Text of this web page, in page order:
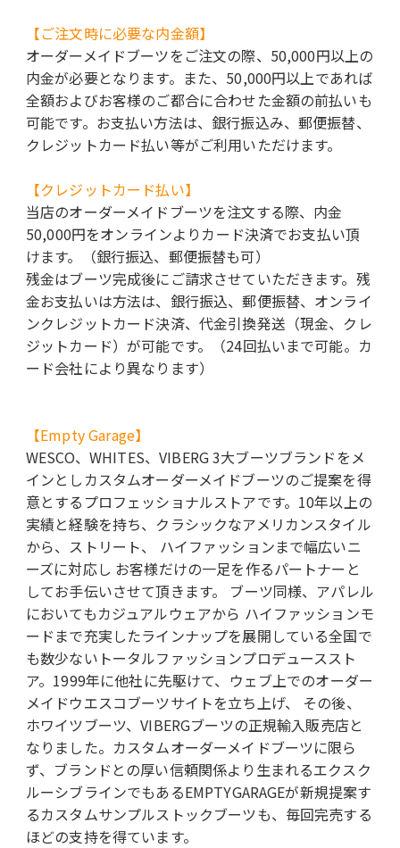
【ご注文時に必要な内金額】
オーダーメイドブーツをご注文の際、50,000円以上の
内金が必要となります。また、50,000円以上であれば
全額およびお客様のご都合に合わせた金額の前払いも
可能です。お支払い方法は、銀行振込み、郵便振替、
クレジットカード払い等がご利用いただけます。
【クレジットカード払い】
当店のオーダーメイドブーツを注文する際、内金
50,000円をオンラインよりカード決済でお支払い頂
けます。（銀行振込、郵便振替も可）
残金はブーツ完成後にご請求させていただきます。残
金お支払いは方法は、銀行振込、郵便振替、オンライ
ンクレジットカード決済、代金引換発送（現金、クレ
ジットカード）が可能です。（24回払いまで可能。カ
ード会社により異なります）
【Empty Garage】
WESCO、WHITES、VIBERG 3大ブーツブランドをメ
インとしカスタムオーダーメイドブーツのご提案を得
意とするプロフェッショナルストアです。10年以上の
実績と経験を持ち、クラシックなアメリカンスタイル
から、ストリート、 ハイファッションまで幅広いニ
ーズに対応し お客様だけの一足を作るパートナーと
してお手伝いさせて頂きます。 ブーツ同様、アパレル
においてもカジュアルウェアから ハイファッションモ
ードまで充実したラインナップを展開している全国で
も数少ないトータルファッションプロデューススト
ア。1999年に他社に先駆けて、ウェブ上でのオーダー
メイドウエスコブーツサイトを立ち上げ、 その後、
ホワイツブーツ、VIBERGブーツの正規輸入販売店と
なりました。カスタムオーダーメイドブーツに限ら
ず、ブランドとの厚い信頼関係より生まれるエクスク
ルーシブラインでもあるEMPTYGARAGEが新規提案す
るカスタムサンプルストックブーツも、毎回完売する
ほどの支持を得ています。